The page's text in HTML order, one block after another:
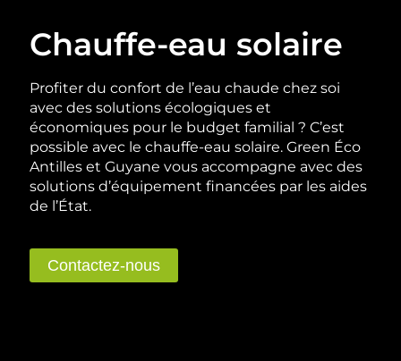
Chauffe-eau solaire
Profiter du confort de l’eau chaude chez soi
avec des solutions écologiques et
économiques pour le budget familial ? C’est
possible avec le chauffe-eau solaire. Green Éco
Antilles et Guyane vous accompagne avec des
solutions d’équipement financées par les aides
de l’État.
Contactez-nous